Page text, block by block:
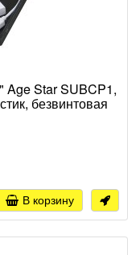
Age Star SUBCP1,
безвинтовая
В корзину